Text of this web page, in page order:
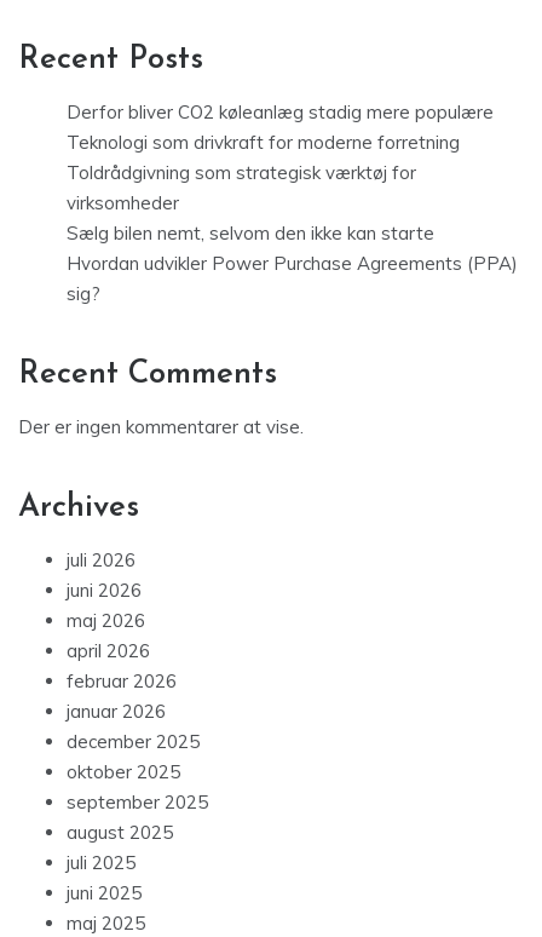
Recent Posts
Derfor bliver CO2 køleanlæg stadig mere populære
Teknologi som drivkraft for moderne forretning
Toldrådgivning som strategisk værktøj for
virksomheder
Sælg bilen nemt, selvom den ikke kan starte
Hvordan udvikler Power Purchase Agreements (PPA)
sig?
Recent Comments
Der er ingen kommentarer at vise.
Archives
juli 2026
juni 2026
maj 2026
april 2026
februar 2026
januar 2026
december 2025
oktober 2025
september 2025
august 2025
juli 2025
juni 2025
maj 2025